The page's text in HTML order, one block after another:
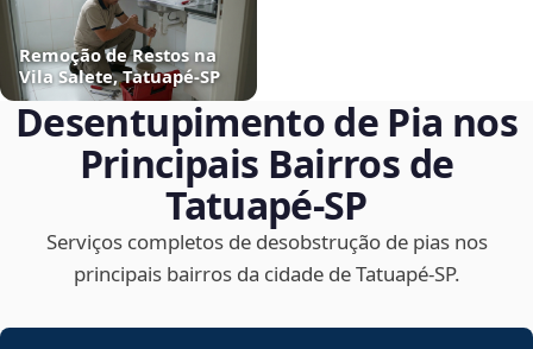
Remoção de Restos na
Vila Salete, Tatuapé‑SP
Desentupimento de Pia nos
Principais Bairros de
Tatuapé‑SP
Serviços completos de desobstrução de pias nos
principais bairros da cidade de Tatuapé‑SP.